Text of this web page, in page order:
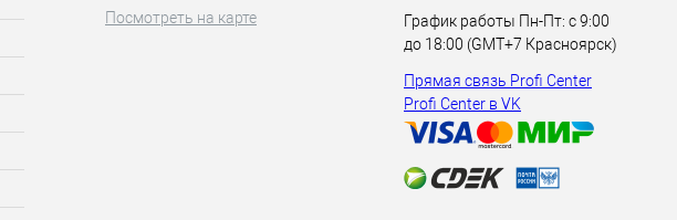
Посмотреть на карте
График работы Пн-Пт: с 9:00
до 18:00 (GMT+7 Красноярск)
Прямая связь Profi Center
Profi Center в VK